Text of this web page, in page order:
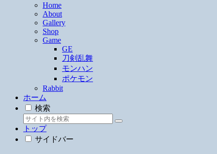
Home
About
Gallery
Shop
Game
GE
刀剣乱舞
モンハン
ポケモン
Rabbit
ホーム
検索
トップ
サイドバー